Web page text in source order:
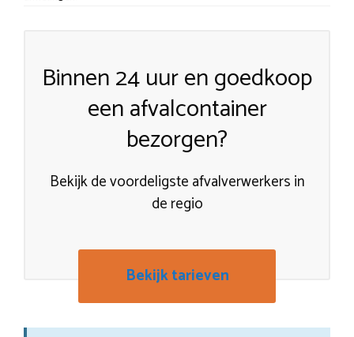
Binnen 24 uur en goedkoop
een afvalcontainer
bezorgen?
Bekijk de voordeligste afvalverwerkers in
de regio
Bekijk tarieven